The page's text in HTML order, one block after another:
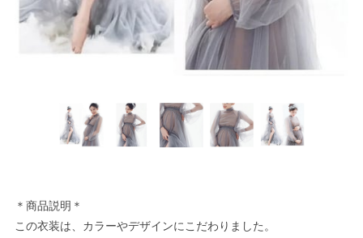
＊商品説明＊
この衣装は、カラーやデザインにこだわりました。